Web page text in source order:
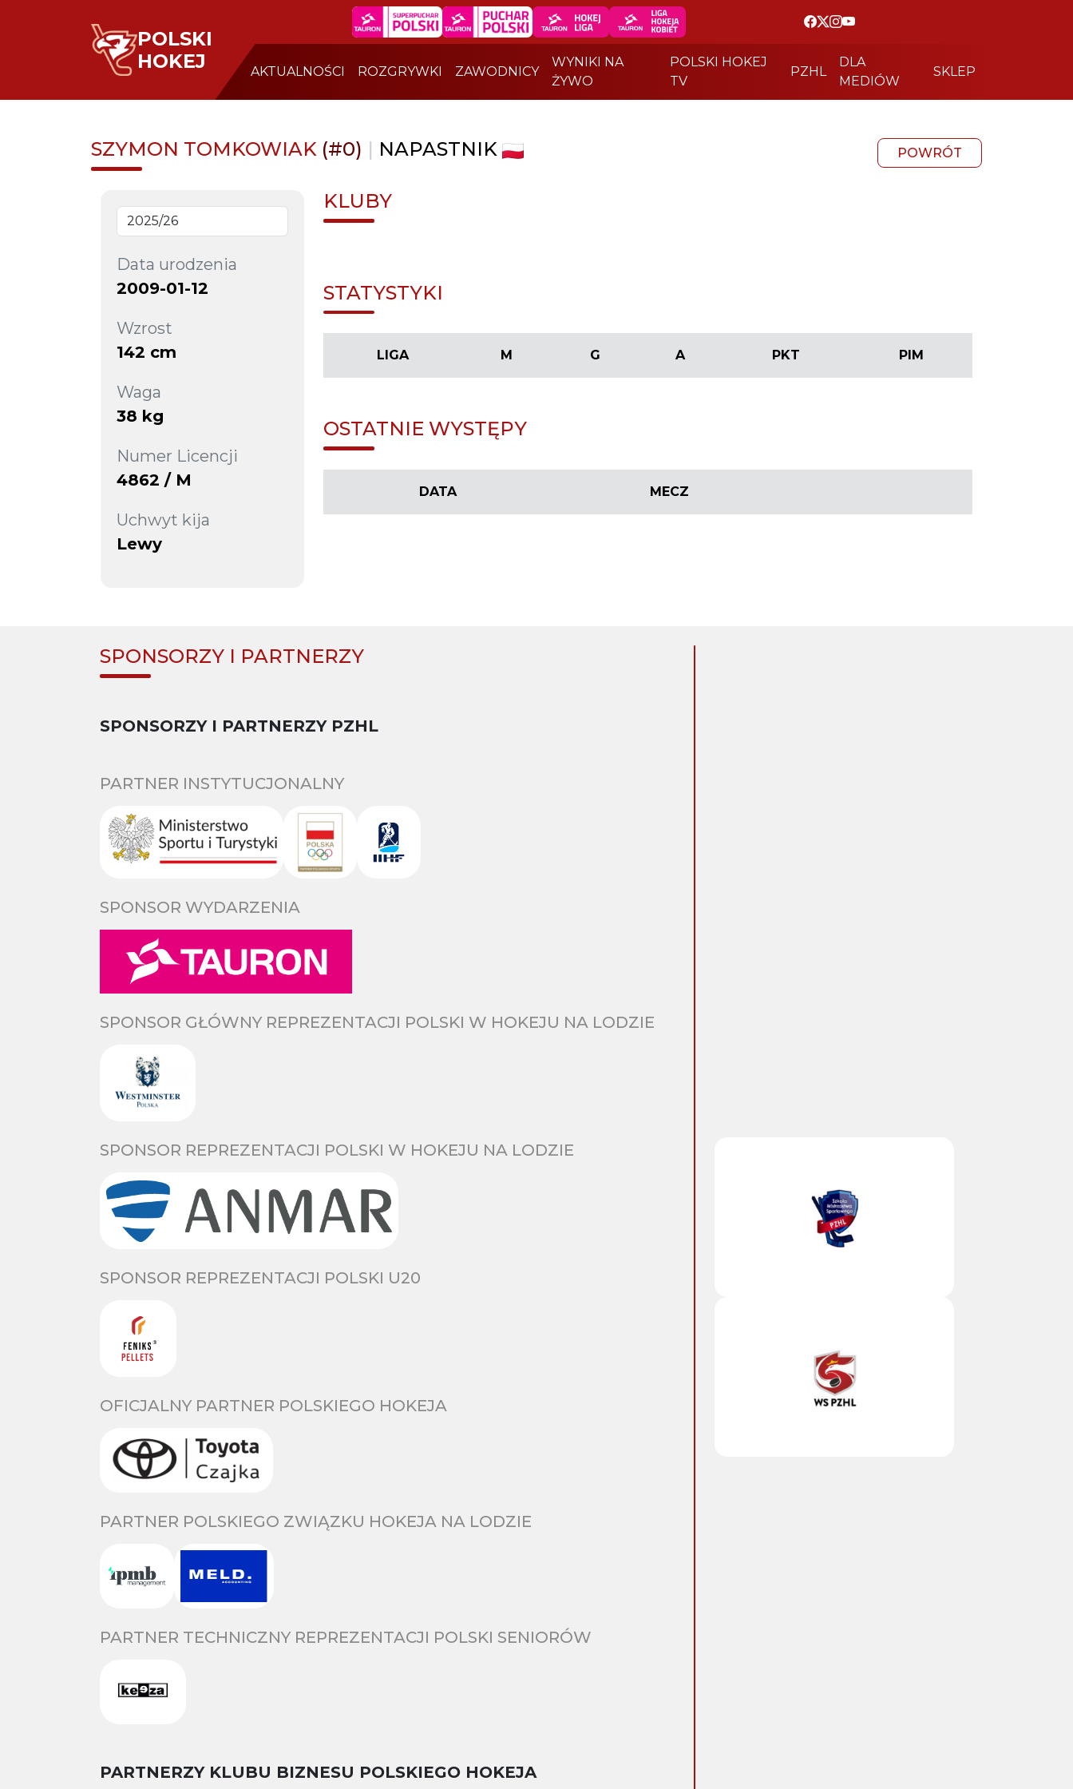
POLSKI
HOKEJ
AKTUALNOŚCI ROZGRYWKI ZAWODNICY
WYNIKI NA
ŻYWO
POLSKI HOKEJ
TV
PZHL
DLA
MEDIÓW
SKLEP
SZYMON TOMKOWIAK (#0) | NAPASTNIK POWRÓT
Data urodzenia
2009-01-12
Wzrost
142 cm
Waga
38 kg
Numer Licencji
4862 / M
Uchwyt kija
Lewy
KLUBY
STATYSTYKI
LIGA M G A PKT PIM
OSTATNIE WYSTĘPY
DATA MECZ
SPONSORZY I PARTNERZY
SPONSORZY I PARTNERZY PZHL
PARTNER INSTYTUCJONALNY
SPONSOR WYDARZENIA
SPONSOR GŁÓWNY REPREZENTACJI POLSKI W HOKEJU NA LODZIE
SPONSOR REPREZENTACJI POLSKI W HOKEJU NA LODZIE
SPONSOR REPREZENTACJI POLSKI U20
OFICJALNY PARTNER POLSKIEGO HOKEJA
PARTNER POLSKIEGO ZWIĄZKU HOKEJA NA LODZIE
PARTNER TECHNICZNY REPREZENTACJI POLSKI SENIORÓW
PARTNERZY KLUBU BIZNESU POLSKIEGO HOKEJA